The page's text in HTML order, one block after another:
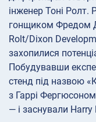
інженер Тоні Ролт.
гонщиком Фредом
Rolt/Dixon
захопилися
Побудувавши
стенд під назвою
з Гаррі
— і заснували